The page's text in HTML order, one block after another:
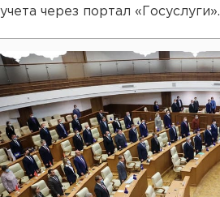
учета через портал «Госуслуги».